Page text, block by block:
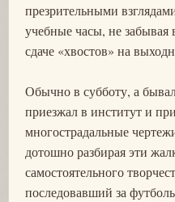
презрительными
учебные часы, не забывая
сдаче «хвостов» на
Обычно в субботу, а
приезжал в институт и
многострадальные
дотошно разбирая эти
самостоятельного
последовавший за